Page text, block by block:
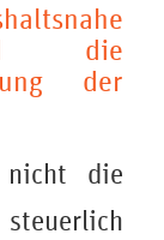
die
der
die